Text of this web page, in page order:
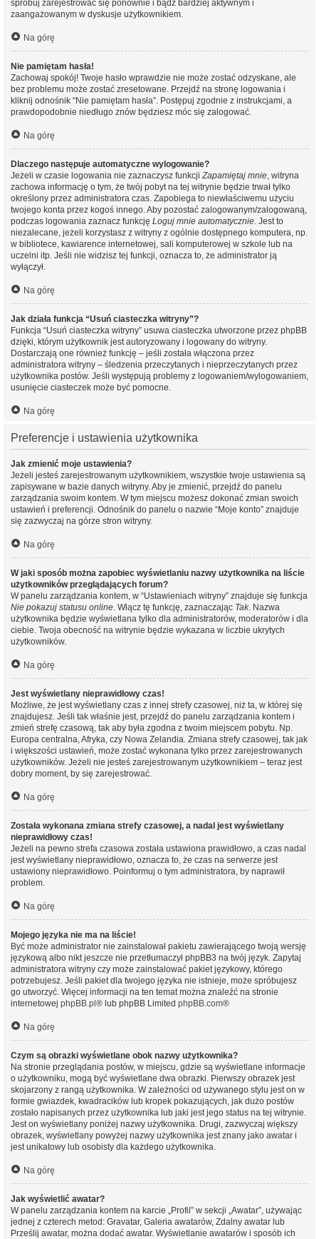
spróbuj zarejestrować się ponownie i bądź bardziej aktywnym i
zaangażowanym w dyskusje użytkownikiem.
Na górę
Nie pamiętam hasła!
Zachowaj spokój! Twoje hasło wprawdzie nie może zostać odzyskane, ale
bez problemu może zostać zresetowane. Przejdź na stronę logowania i
kliknij odnośnik “Nie pamiętam hasła”. Postępuj zgodnie z instrukcjami, a
prawdopodobnie niedługo znów będziesz móc się zalogować.
Na górę
Dlaczego następuje automatyczne wylogowanie?
Jeżeli w czasie logowania nie zaznaczysz funkcjiZapamiętaj mnie, witryna
zachowa informację o tym, że twój pobyt na tej witrynie będzie trwał tylko
określony przez administratora czas. Zapobiega to niewłaściwemu użyciu
twojego konta przez kogoś innego. Aby pozostać zalogowanym/zalogowaną,
podczas logowania zaznacz funkcję Loguj mnie automatycznie. Jest to
niezalecane, jeżeli korzystasz z witryny z ogólnie dostępnego komputera, np.
w bibliotece, kawiarence internetowej, sali komputerowej w szkole lub na
uczelni itp. Jeśli nie widzisz tej funkcji, oznacza to, że administrator ją
wyłączył.
Na górę
Jak działa funkcja “Usuń ciasteczka witryny”?
Funkcja “Usuń ciasteczka witryny” usuwa ciasteczka utworzone przez phpBB
dzięki, którym użytkownik jest autoryzowany i logowany do witryny.
Dostarczają one również funkcję – jeśli została włączona przez
administratora witryny – śledzenia przeczytanych i nieprzeczytanych przez
użytkownika postów. Jeśli występują problemy z logowaniem/wylogowaniem,
usunięcie ciasteczek może być pomocne.
Na górę
Preferencje i ustawienia użytkownika
Jak zmienić moje ustawienia?
Jeżeli jesteś zarejestrowanym użytkownikiem, wszystkie twoje ustawienia są
zapisywane w bazie danych witryny. Aby je zmienić, przejdź do panelu
zarządzania swoim kontem. W tym miejscu możesz dokonać zmian swoich
ustawień i preferencji. Odnośnik do panelu o nazwie “Moje konto” znajduje
się zazwyczaj na górze stron witryny.
Na górę
W jaki sposób można zapobiec wyświetlaniu nazwy użytkownika na liście
użytkowników przeglądających forum?
W panelu zarządzania kontem, w “Ustawieniach witryny” znajduje się funkcja
Nie pokazuj statusu online. Włącz tę funkcję, zaznaczając Tak. Nazwa
użytkownika będzie wyświetlana tylko dla administratorów, moderatorów i dla
ciebie. Twoja obecność na witrynie będzie wykazana w liczbie ukrytych
użytkowników.
Na górę
Jest wyświetlany nieprawidłowy czas!
Możliwe, że jest wyświetlany czas z innej strefy czasowej, niż ta, w której się
znajdujesz. Jeśli tak właśnie jest, przejdź do panelu zarządzania kontem i
zmień strefę czasową, tak aby była zgodna z twoim miejscem pobytu. Np.
Europa centralna, Afryka, czy Nowa Zelandia. Zmiana strefy czasowej, tak jak
i większości ustawień, może zostać wykonana tylko przez zarejestrowanych
użytkowników. Jeżeli nie jesteś zarejestrowanym użytkownikiem – teraz jest
dobry moment, by się zarejestrować.
Na górę
Została wykonana zmiana strefy czasowej, a nadal jest wyświetlany
nieprawidłowy czas!
Jeżeli na pewno strefa czasowa została ustawiona prawidłowo, a czas nadal
jest wyświetlany nieprawidłowo, oznacza to, że czas na serwerze jest
ustawiony nieprawidłowo. Poinformuj o tym administratora, by naprawił
problem.
Na górę
Mojego języka nie ma na liście!
Być może administrator nie zainstalował pakietu zawierającego twoją wersję
językową albo nikt jeszcze nie przetłumaczył phpBB3 na twój język. Zapytaj
administratora witryny czy może zainstalować pakiet językowy, którego
potrzebujesz. Jeśli pakiet dla twojego języka nie istnieje, może spróbujesz
go utworzyć. Więcej informacji na ten temat można znaleźć na stronie
internetowej phpBB.pl ® lub phpBB Limited phpBB.com®
Na górę
Czym są obrazki wyświetlane obok nazwy użytkownika?
Na stronie przeglądania postów, w miejscu, gdzie są wyświetlane informacje
o użytkowniku, mogą być wyświetlane dwa obrazki. Pierwszy obrazek jest
skojarzony z rangą użytkownika. W zależności od używanego stylu jest on w
formie gwiazdek, kwadracików lub kropek pokazujących, jak dużo postów
zostało napisanych przez użytkownika lub jaki jest jego status na tej witrynie.
Jest on wyświetlany poniżej nazwy użytkownika. Drugi, zazwyczaj większy
obrazek, wyświetlany powyżej nazwy użytkownika jest znany jako awatar i
jest unikatowy lub osobisty dla każdego użytkownika.
Na górę
Jak wyświetlić awatar?
W panelu zarządzania kontem na karcie „Profil” w sekcji „Awatar”, używając
jednej z czterech metod: Gravatar, Galeria awatarów, Zdalny awatar lub
Prześlij awatar, można dodać awatar. Wyświetlanie awatarów i sposób ich